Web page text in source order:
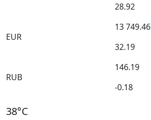
28.92
EUR
13 749.46
32.19
RUB
146.19
-0.18
38°C